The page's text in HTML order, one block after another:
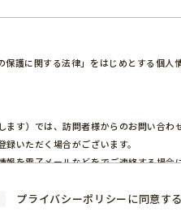
護に関する法律」をはじめとする個
ます）では、訪問者様からのお問い合
いただく場合がございます。
を電子メールなどをでご連絡する場
前）に承認されますと、プロフィール画
プライバシーポリシーに同意する